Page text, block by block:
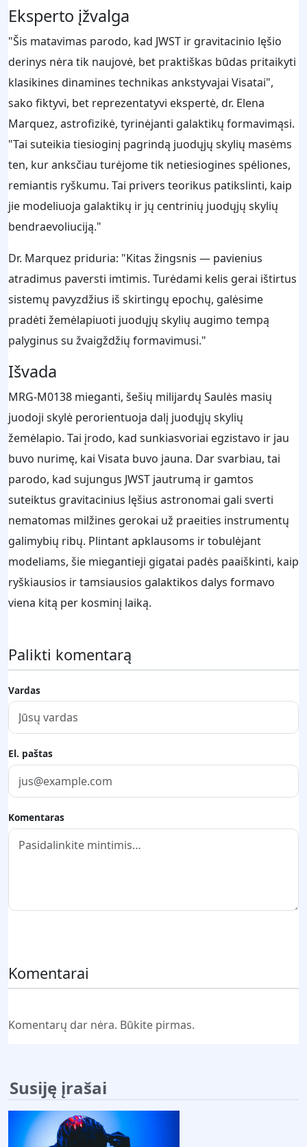
Eksperto įžvalga
"Šis matavimas parodo, kad JWST ir gravitacinio lęšio
derinys nėra tik naujovė, bet praktiškas būdas pritaikyti
klasikines dinamines technikas ankstyvajai Visatai",
sako fiktyvi, bet reprezentatyvi ekspertė, dr. Elena
Marquez, astrofizikė, tyrinėjanti galaktikų formavimąsi.
"Tai suteikia tiesioginį pagrindą juodųjų skylių masėms
ten, kur anksčiau turėjome tik netiesiogines spėliones,
remiantis ryškumu. Tai privers teorikus patikslinti, kaip
jie modeliuoja galaktikų ir jų centrinių juodųjų skylių
bendraevoliuciją."
Dr. Marquez priduria: "Kitas žingsnis — pavienius
atradimus paversti imtimis. Turėdami kelis gerai ištirtus
sistemų pavyzdžius iš skirtingų epochų, galėsime
pradėti žemėlapiuoti juodųjų skylių augimo tempą
palyginus su žvaigždžių formavimusi."
Išvada
MRG-M0138 mieganti, šešių milijardų Saulės masių
juodoji skylė perorientuoja dalį juodųjų skylių
žemėlapio. Tai įrodo, kad sunkiasvoriai egzistavo ir jau
buvo nurimę, kai Visata buvo jauna. Dar svarbiau, tai
parodo, kad sujungus JWST jautrumą ir gamtos
suteiktus gravitacinius lęšius astronomai gali sverti
nematomas milžines gerokai už praeities instrumentų
galimybių ribų. Plintant apklausoms ir tobulėjant
modeliams, šie miegantieji gigatai padės paaiškinti, kaip
ryškiausios ir tamsiausios galaktikos dalys formavo
viena kitą per kosminį laiką.
Palikti komentarą
Vardas
El. paštas
Komentaras
Komentarai
Komentarų dar nėra. Būkite pirmas.
Susiję įrašai